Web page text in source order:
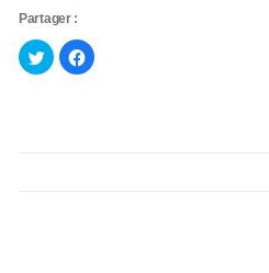
Partager :
Cliquez
pour
partager
Cliquez
pour